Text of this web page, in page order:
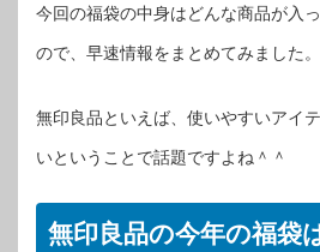
今回の福袋の中身はどんな商品が入
ので、早速情報をまとめてみました。
無印良品といえば、使いやすいアイ
いということで話題ですよね＾＾
無印良品の今年の福袋